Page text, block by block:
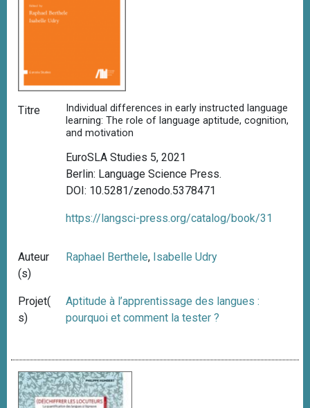
Titre
Individual differences in early instructed language
learning: The role of language aptitude, cognition,
and motivation
EuroSLA Studies 5, 2021
Berlin: Language Science Press.
DOI: 10.5281/zenodo.5378471
https://langsci-press.org/catalog/book/31
Auteur
(s)
Raphael Berthele, Isabelle Udry
Projet(
s)
Aptitude à l’apprentissage des langues :
pourquoi et comment la tester ?